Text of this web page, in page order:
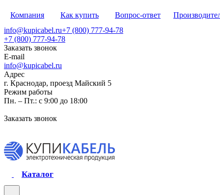
Компания Как купить Вопрос-ответ
info@kupicabel.ru+7 (800) 777-94-78
+7 (800) 777-94-78
Заказать звонок
E-mail
info@kupicabel.ru
Адрес
г. Краснодар, проезд Майский 5
Режим работы
Пн. – Пт.: с 9:00 до 18:00
Заказать звонок
Каталог